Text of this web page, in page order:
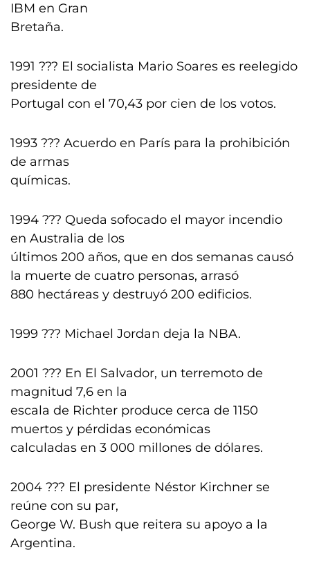
IBM en Gran
Bretaña.
1991 ??? El socialista Mario Soares es reelegido
presidente de
Portugal con el 70,43 por cien de los votos.
1993 ??? Acuerdo en París para la prohibición
de armas
químicas.
1994 ??? Queda sofocado el mayor incendio
en Australia de los
últimos 200 años, que en dos semanas causó
la muerte de cuatro personas, arrasó
880 hectáreas y destruyó 200 edificios.
1999 ??? Michael Jordan deja la NBA.
2001 ??? En El Salvador, un terremoto de
magnitud 7,6 en la
escala de Richter produce cerca de 1150
muertos y pérdidas económicas
calculadas en 3 000 millones de dólares.
2004 ??? El presidente Néstor Kirchner se
reúne con su par,
George W. Bush que reitera su apoyo a la
Argentina.